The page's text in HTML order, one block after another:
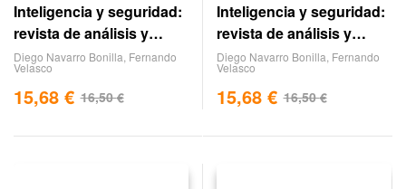
Inteligencia y seguridad:
revista de análisis y
prospectiva. nº 10
Diego Navarro Bonilla Fernando
Velasco
16,50€
15,68 €
Inteligencia y seguridad:
revista de análisis y
prospectiva. nº 8
Diego Navarro Bonilla Fernando
Velasco
16,50€
15,68 €